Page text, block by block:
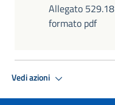
Allegato
formato pdf
Vedi azioni